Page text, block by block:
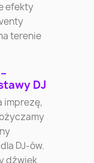
efekty
terenie
DJ
imprezę,
DJ-ów.